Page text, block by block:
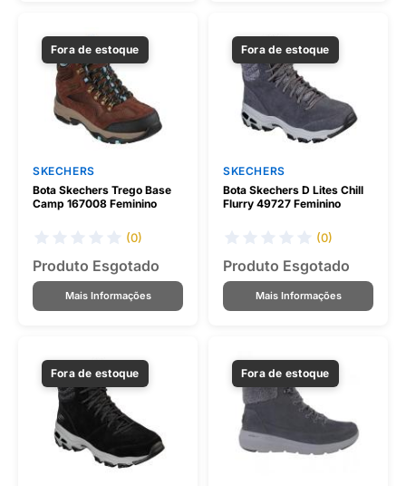
Fora de estoque
SKECHERS
Bota Skechers Trego Base
Camp 167008 Feminino
(0)
Produto Esgotado
Mais Informações
Fora de estoque
SKECHERS
Bota Skechers D Lites Chill
Flurry 49727 Feminino
(0)
Produto Esgotado
Mais Informações
Fora de estoque Fora de estoque